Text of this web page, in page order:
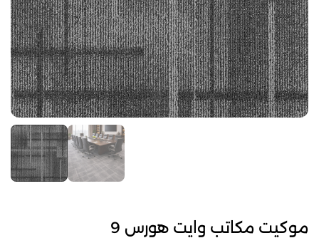
موكيت مكاتب وايت هورس 9